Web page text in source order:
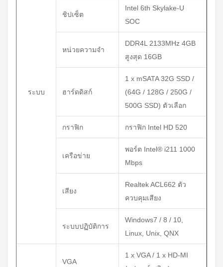
ระบบ
ชิปเซ็ต
Intel 6th Skylake-U
SOC
หน่วยความจำ
DDR4L 2133MHz 4GB
สูงสุด 16GB
ฮาร์ดดิสก์
1 x mSATA 32G SSD /
(64G / 128G / 250G /
500G SSD) ตัวเลือก
กราฟิก กราฟิก Intel HD 520
เครือข่าย
พอร์ต Intel® i211 1000
Mbps
เสียง
Realtek ACL662 ตัว
ควบคุมเสียง
ระบบปฏิบัติการ
Windows7 / 8 / 10,
Linux, Unix, QNX
VGA
1 x VGA / 1 x HD-MI